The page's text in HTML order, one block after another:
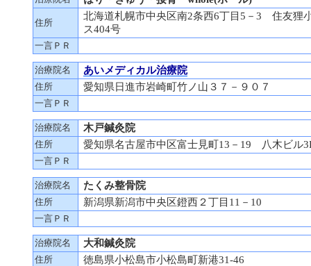
住所
北海道札幌市中央区南2条西6丁目5－3 住友狸
ス404号
一言ＰＲ
治療院名 あいメディカル治療院
住所 愛知県日進市岩崎町竹ノ山３７－９０７
一言ＰＲ
治療院名 木戸鍼灸院
住所 愛知県名古屋市中区富士見町13－19 八木ビル
一言ＰＲ
治療院名 たくみ整骨院
住所 新潟県新潟市中央区鐙西２丁目11－10
一言ＰＲ
治療院名 大和鍼灸院
住所 徳島県小松島市小松島町新港31-46